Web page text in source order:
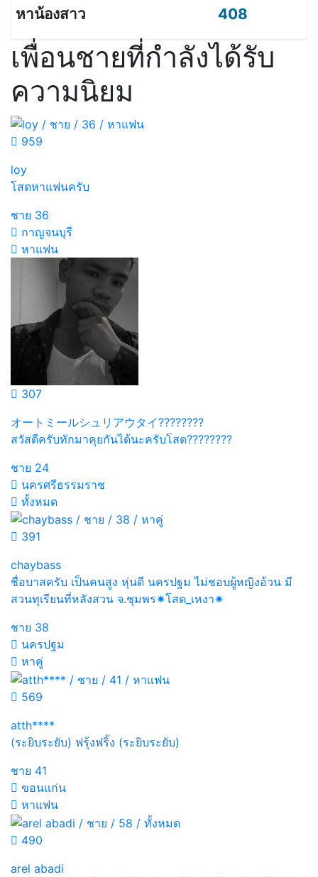
408
เพื่อนชายที่กำลังได้รับ
ความนิยม
959
loy
โสดหาแฟนครับ
ชาย 36
กาญจนบุรี
หาแฟน
307
オートミールシュリアウタイ????????
สวัสดีครับทักมาคุยกันได้นะครับโสด????????
ชาย 24
นครศรีธรรมราช
ทั้งหมด
391
chaybass
ชื่อบาสครับ เป็นคนสูง หุ่นดี นครปฐม ไม่ชอบผู้หญิงอ้วน มี
สวนทุเรียนที่หลังสวน จ.ชุมพร✷โสด_เหงา✷
ชาย 38
นครปฐม
หาคู่
569
atth****
(ระยิบระยับ) ฟรุ้งฟริ้ง (ระยิบระยับ)
ชาย 41
ขอนแก่น
หาแฟน
490
arel abadi